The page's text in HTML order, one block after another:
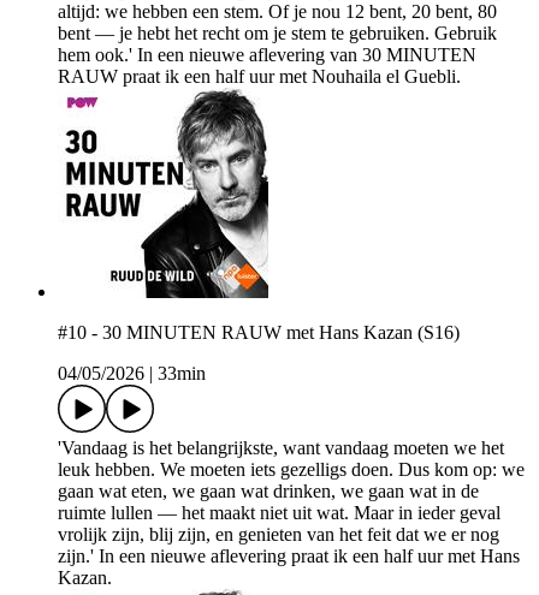
altijd: we hebben een stem. Of je nou 12 bent, 20 bent, 80
bent — je hebt het recht om je stem te gebruiken. Gebruik
hem ook.' In een nieuwe aflevering van 30 MINUTEN
RAUW praat ik een half uur met Nouhaila el Guebli.
#10 - 30 MINUTEN RAUW met Hans Kazan (S16)
04/05/2026
33min
'Vandaag is het belangrijkste, want vandaag moeten we het
leuk hebben. We moeten iets gezelligs doen. Dus kom op: we
gaan wat eten, we gaan wat drinken, we gaan wat in de
ruimte lullen — het maakt niet uit wat. Maar in ieder geval
vrolijk zijn, blij zijn, en genieten van het feit dat we er nog
zijn.' In een nieuwe aflevering praat ik een half uur met Hans
Kazan.